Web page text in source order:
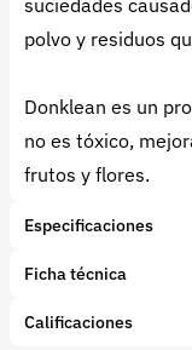
suciedades
polvo y residuos
Donklean es un
no es tóxico,
frutos y flores.
Especificaciones
Marca: BIOEST
Tipo de producto:
Ficha técnica
Calificaciones